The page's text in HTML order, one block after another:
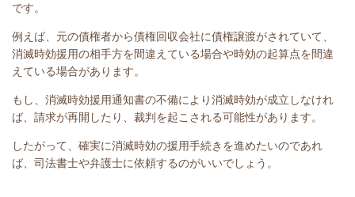
です。
例えば、元の債権者から債権回収会社に債権譲渡がされていて、
消滅時効援用の相手方を間違えている場合や時効の起算点を間違
えている場合があります。
もし、消滅時効援用通知書の不備により消滅時効が成立しなけれ
ば、請求が再開したり、裁判を起こされる可能性があります。
したがって、確実に消滅時効の援用手続きを進めたいのであれ
ば、司法書士や弁護士に依頼するのがいいでしょう。